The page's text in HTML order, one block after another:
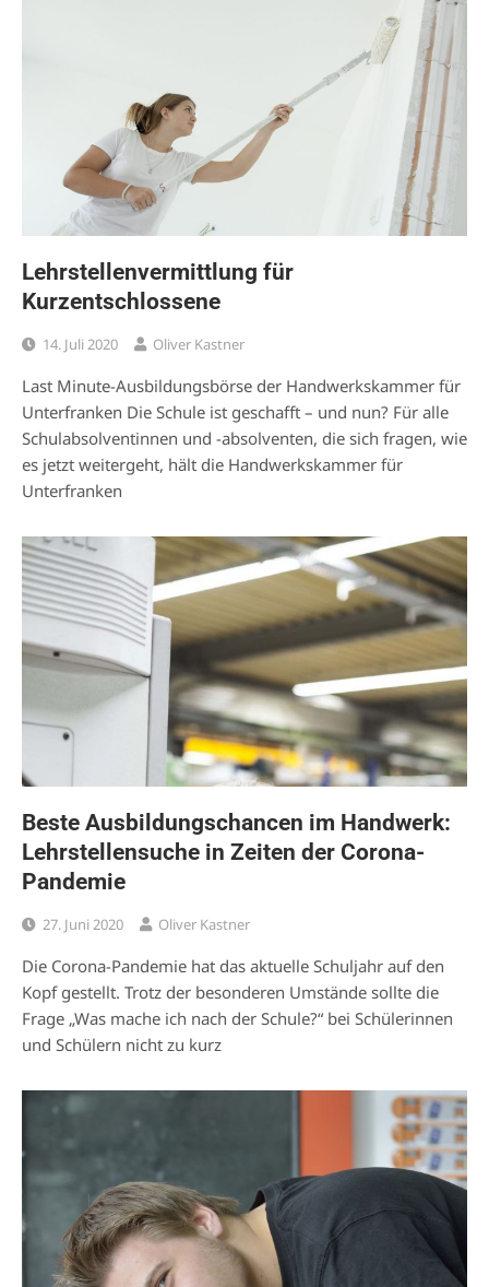
Lehrstellenvermittlung für
Kurzentschlossene
14. Juli 2020 Oliver Kastner
Last Minute-Ausbildungsbörse der Handwerkskammer für
Unterfranken Die Schule ist geschafft – und nun? Für alle
Schulabsolventinnen und -absolventen, die sich fragen, wie
es jetzt weitergeht, hält die Handwerkskammer für
Unterfranken
Beste Ausbildungschancen im Handwerk:
Lehrstellensuche in Zeiten der Corona-
Pandemie
27. Juni 2020 Oliver Kastner
Die Corona-Pandemie hat das aktuelle Schuljahr auf den
Kopf gestellt. Trotz der besonderen Umstände sollte die
Frage „Was mache ich nach der Schule?“ bei Schülerinnen
und Schülern nicht zu kurz